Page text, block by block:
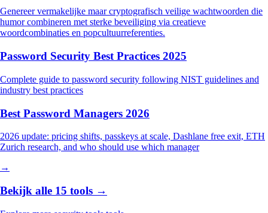
Genereer vermakelijke maar cryptografisch veilige wachtwoorden die
humor combineren met sterke beveiliging via creatieve
woordcombinaties en popcultuurreferenties.
Password Security Best Practices 2025
Complete guide to password security following NIST guidelines and
industry best practices
Best Password Managers 2026
2026 update: pricing shifts, passkeys at scale, Dashlane free exit, ETH
Zurich research, and who should use which manager
→
Bekijk alle 15 tools →